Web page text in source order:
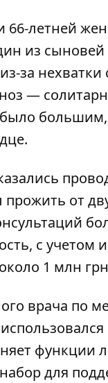
летней
из
за
—
большим,
от
с учетом
1 млн
врача по
функции
для